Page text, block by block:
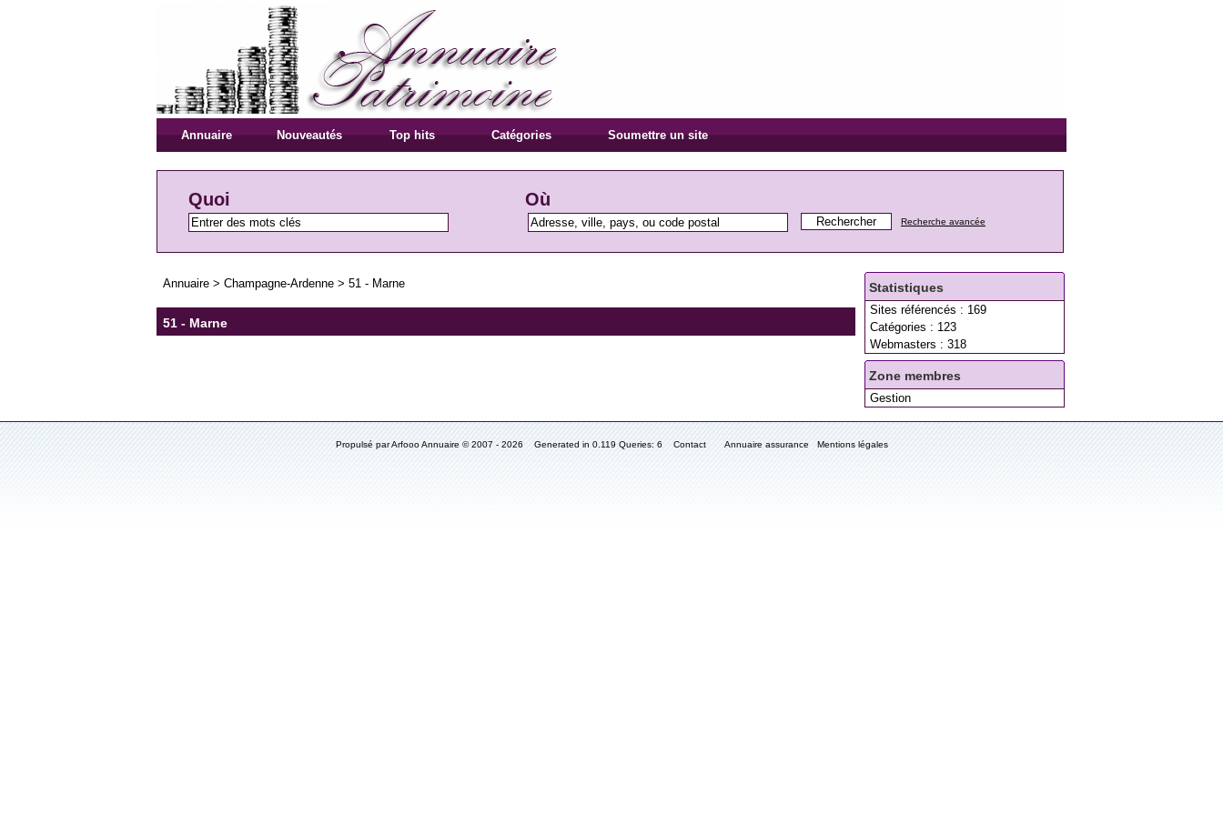
Annuaire Nouveautés Top hits Catégories Soumettre un site
Quoi Où
Recherche avancée
Statistiques
Sites référencés : 169
Catégories : 123
Webmasters : 318
Zone membres
Gestion
Annuaire > Champagne-Ardenne > 51 - Marne
51 - Marne
Propulsé par Arfooo Annuaire © 2007 - 2026 Generated in 0.119 Queries: 6 Contact Annuaire assurance Mentions légales